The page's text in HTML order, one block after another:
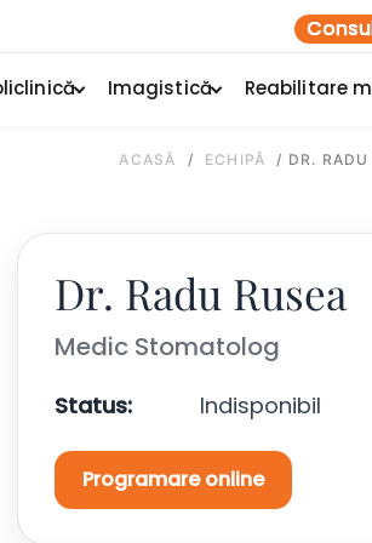
Imagistică Reabilitare
ACASĂ / ECHIPĂ / DR. RADU
Dr. Radu Rusea
Medic Stomatolog
Status: Indisponibil
Programare online